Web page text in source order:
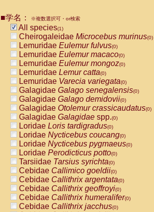
CebidaeCebus nigrivittatus
CebidaeCebus
CebidaeSaimiri boliviensis(0)
CebidaeSaimiri sciureus(0)
AtelidaeAlouatta caraya(0)
AtelidaeAlouatta fusca(0)
AtelidaeAlouatta seniculus
AtelidaeAlouattaspp.(0)
AtelidaeAteles belzebuth(0)
AtelidaeAteles geoffroyi(0)
AtelidaeAteles paniscus(0)
AtelidaeAtelesspp.(0)
Atelidae Lagothrix lagothricha
AtelidaeLagothrix lagothricha cana
PitheciidaeCacajao calvus
PitheciidaeCallicebus cupreus
PitheciidaeCallicebus donacophilus
PitheciidaeCallicebus moloch
PitheciidaeCallicebus torquatus
PitheciidaeCallicebusspp.(0)
PitheciidaeChiropotes satanas(0)
PitheciidaePithecia monachus
■学名： ※複数選択可・or検索
All species(1)
Cheirogaleidae Microcebus murinus(0)
Lemuridae Eulemur fulvus(0)
Lemuridae Eulemur macaco(0)
Lemuridae Eulemur mongoz(0)
Lemuridae Lemur catta(0)
Lemuridae Varecia variegata(0)
Galagidae Galago senegalensis(0)
Galagidae Galago demidovii(0)
Galagidae Otolemur crassicaudatus(0)
Galagidae Galagidae spp.(0)
Loridae Loris tardigradus(0)
Loridae Nycticebus coucang(0)
Loridae Nycticebus pygmaeus(0)
Loridae Perodicticus potto(0)
Tarsiidae Tarsius syrichta(0)
Cebidae Callimico goeldii(0)
Cebidae Callithrix argentata(0)
Cebidae Callithrix geoffroyi(0)
Cebidae Callithrix humeralifer(0)
Cebidae Callithrix jacchus(0)